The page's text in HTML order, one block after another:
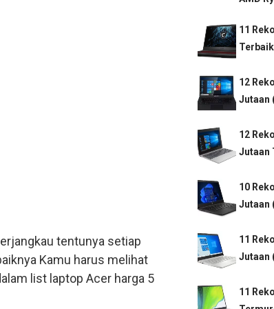
tentunya setiap
Kamu harus melihat
list laptop Acer harga 5
11
12
Jutaan
12
Jutaan
10
Jutaan
11
Jutaan
11